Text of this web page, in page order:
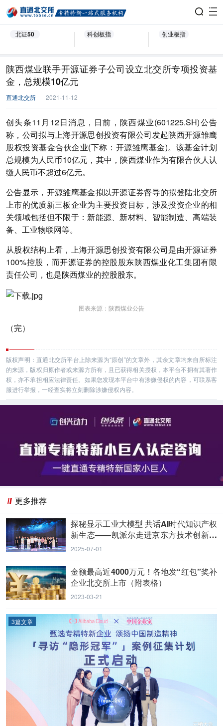
北证50 科创板指 创业板指
陕西煤业联手开源证券子公司设立北交所专项投资基
金，总规模10亿元
直通北交所 2021-11-12
创头条11月12日消息，日前，陕西煤业(601225.SH)公告
称，公司拟与上海开源思创投资有限公司发起陕西开源雏鹰
股权投资基金合伙企业(下称：开源雏鹰基金)。该基金计划
总规模为人民币10亿元，其中，陕西煤业作为有限合伙人认
缴人民币不超过6亿元。
公告显示，开源雏鹰基金拟以开源证券督导的拟登陆北交所
上市的优质新三板企业为主要投资目标，涉及投资企业的相
关领域包括但不限于：新能源、新材料、智能制造、高端装
备、工业物联网等。
从股权结构上看，上海开源思创投资有限公司是由开源证券
100%控股，而开源证券的控股股东陕西煤业化工集团有限
责任公司，也是陕西煤业的控股股东。
图表来源：陕西煤业公告
（完）
版权声明：直通北交所平台上除来源为“原创”的文章外，其余文章均来自所标注
的来源，版权归原作者或来源方所有，且已获得相关授权，本平台不拥有其著作
权，亦不承担相应法律责任。如果您发现本平台中有涉嫌侵权的内容，可联系客
服进行举报，一经查实将立刻删除涉嫌侵权内容。
更多推荐
探秘显示工业大模型 共话AI时代知识产权
新生态——凯派尔走进京东方技术创新中
心
2025-07-01
金额最高近4000万元！各地发“红包”奖补
企业北交所上市（附表格）
2023-03-21
3篇文章